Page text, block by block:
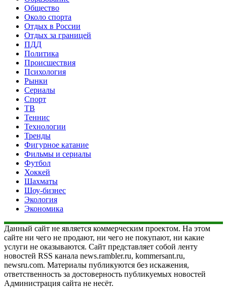
Общество
Около спорта
Отдых в России
Отдых за границей
ПДД
Политика
Происшествия
Психология
Рынки
Сериалы
Спорт
ТВ
Теннис
Технологии
Тренды
Фигурное катание
Фильмы и сериалы
Футбол
Хоккей
Шахматы
Шоу-бизнес
Экология
Экономика
Данный сайт не является коммерческим проектом. На этом
сайте ни чего не продают, ни чего не покупают, ни какие
услуги не оказываются. Сайт представляет собой ленту
новостей RSS канала news.rambler.ru, kommersant.ru,
newsru.com. Материалы публикуются без искажения,
ответственность за достоверность публикуемых новостей
Администрация сайта не несёт.